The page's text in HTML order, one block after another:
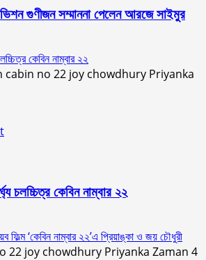
গুণীজন সম্মাননা পেলেন আরজে সাইমুর
কেবিন নাম্বার ২২
চলচ্চিত্র কেবিন নাম্বার ২২
‘কেবিন নাম্বার ২২’এ প্রিয়াঙ্কা ও জয় চৌধুরী
4